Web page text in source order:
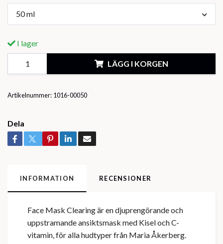
50 ml
I lager
LÄGG I KORGEN
Artikelnummer: 1016-00050
Dela
INFORMATION RECENSIONER
Face Mask Clearing är en djuprengörande och
uppstramande ansiktsmask med Kisel och C-
vitamin, för alla hudtyper från Maria Åkerberg.